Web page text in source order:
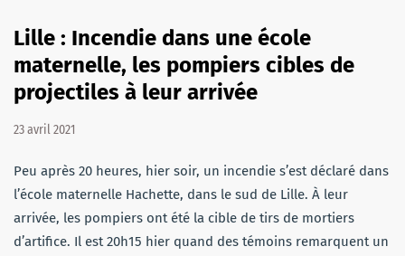
Lille : Incendie dans une école
maternelle, les pompiers cibles de
projectiles à leur arrivée
23 avril 2021
Peu après 20 heures, hier soir, un incendie s’est déclaré dans
l’école maternelle Hachette, dans le sud de Lille. À leur
arrivée, les pompiers ont été la cible de tirs de mortiers
d’artifice. Il est 20h15 hier quand des témoins remarquent un